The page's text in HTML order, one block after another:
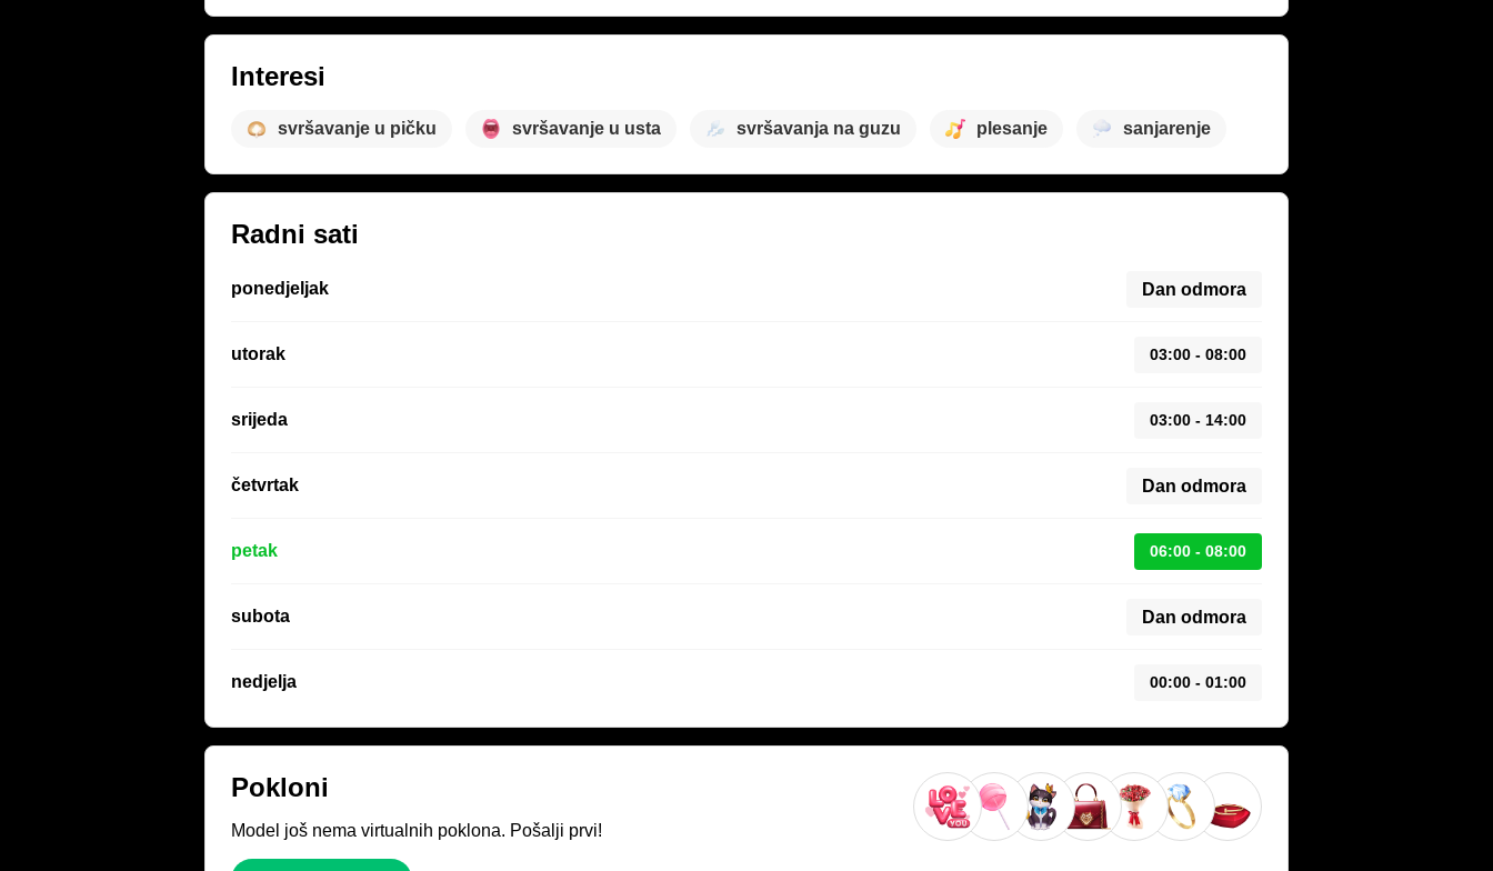
Interesi
svršavanje u pičku svršavanje u usta svršavanja na guzu plesanje sanjarenje
Radni sati
ponedjeljak Dan odmora
utorak 03:00 - 08:00
srijeda 03:00 - 14:00
četvrtak Dan odmora
petak 06:00 - 08:00
subota Dan odmora
nedjelja 00:00 - 01:00
Pokloni
Model još nema virtualnih poklona. Pošalji prvi!